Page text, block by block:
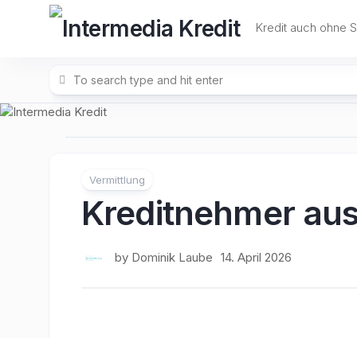
Kredit auch ohne
Vermittlung
Kreditnehmer
by Dominik Laube 14. April 2026